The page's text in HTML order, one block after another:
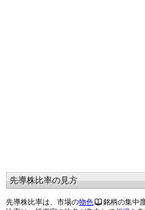
先導株比率の見方
先導株比率は、市場の物色
銘柄の集中